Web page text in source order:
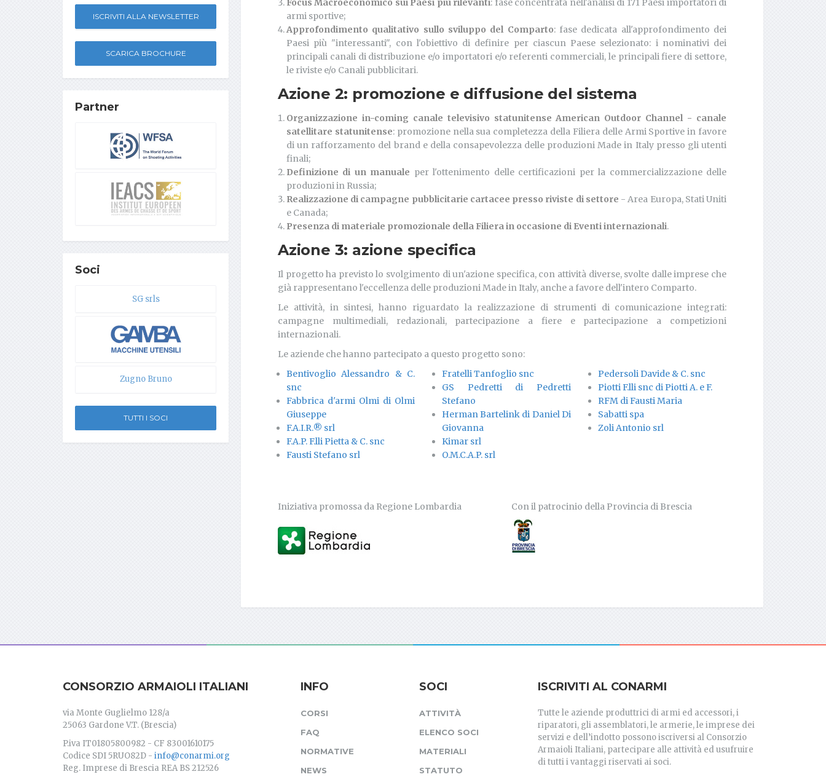
Focus Macroeconomico sui Paesi più rilevanti: fase concentrata nell'analisi di 171 Paesi importatori di
armi sportive;
Approfondimento qualitativo sullo sviluppo del Comparto: fase dedicata all'approfondimento dei
Paesi più "interessanti", con l'obiettivo di definire per ciascun Paese selezionato: i nominativi dei
principali canali di distribuzione e/o importatori e/o referenti commerciali, le principali fiere di settore,
le riviste e/o Canali pubblicitari.
Azione 2: promozione e diffusione del sistema
Organizzazione in-coming canale televisivo statunitense American Outdoor Channel - canale
satellitare statunitense: promozione nella sua completezza della Filiera delle Armi Sportive in favore
di un rafforzamento del brand e della consapevolezza delle produzioni Made in Italy presso gli utenti
finali;
Definizione di un manuale per l'ottenimento delle certificazioni per la commercializzazione delle
produzioni in Russia;
Realizzazione di campagne pubblicitarie cartacee presso riviste di settore - Area Europa, Stati Uniti
e Canada;
Presenza di materiale promozionale della Filiera in occasione di Eventi internazionali.
Azione 3: azione specifica
Il progetto ha previsto lo svolgimento di un'azione specifica, con attività diverse, svolte dalle imprese che
già rappresentano l'eccellenza delle produzioni Made in Italy, anche a favore dell'intero Comparto.
Le attività, in sintesi, hanno riguardato la realizzazione di strumenti di comunicazione integrati:
campagne multimediali, redazionali, partecipazione a fiere e partecipazione a competizioni
internazionali.
Le aziende che hanno partecipato a questo progetto sono:
Bentivoglio Alessandro & C.
snc
Fabbrica d'armi Olmi di Olmi
Giuseppe
F.A.I.R.® srl
F.A.P. F.lli Pietta & C. snc
Fausti Stefano srl
Fratelli Tanfoglio snc
GS Pedretti di Pedretti
Stefano
Herman Bartelink di Daniel Di
Giovanna
Kimar srl
O.M.C.A.P. srl
Pedersoli Davide & C. snc
Piotti F.lli snc di Piotti A. e F.
RFM di Fausti Maria
Sabatti spa
Zoli Antonio srl
Iniziativa promossa da Regione Lombardia Con il patrocinio della Provincia di Brescia
ISCRIVITI ALLA NEWSLETTER
SCARICA BROCHURE
Partner
Soci
SG srls
Zugno Bruno
TUTTI I SOCI
CONSORZIO ARMAIOLI ITALIANI
via Monte Guglielmo 128/a
25063 Gardone V.T. (Brescia)
P.iva IT01805800982 - CF 83001610175
Codice SDI 5RUO82D - info@conarmi.org
Reg. Imprese di Brescia REA BS 212526
INFO
CORSI
FAQ
NORMATIVE
NEWS
SOCI
ATTIVITÀ
ELENCO SOCI
MATERIALI
STATUTO
ISCRIVITI AL CONARMI
Tutte le aziende produttrici di armi ed accessori, i
riparatori, gli assemblatori, le armerie, le imprese dei
servizi e dell’indotto possono iscriversi al Consorzio
Armaioli Italiani, partecipare alle attività ed usufruire
di tutti i vantaggi riservati ai soci.